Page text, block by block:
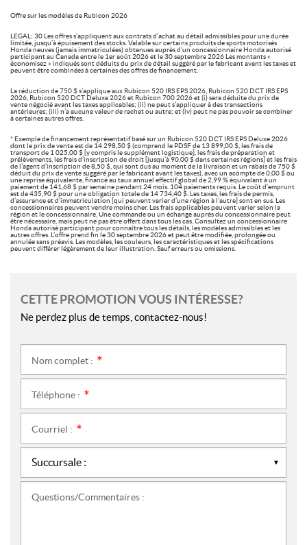
Offre sur les modèles de Rubicon 2026
LEGAL: 30 Les offres s’appliquent aux contrats d’achat au détail admissibles pour une durée
limitée, jusqu’à épuisement des stocks. Valable sur certains produits de sports motorisés
Honda neuves (jamais immatriculées) obtenues auprès d’un concessionnaire Honda autorisé
participant au Canada entre le 1er août 2026 et le 30 septembre 2026 Les montants «
économisez » indiqués sont déduits du prix de détail suggéré par le fabricant avant les taxes et
peuvent être combinées à certaines des offres de financement.
La réduction de 750 $ s’applique aux Rubicon 520 IRS EPS 2026, Rubicon 520 DCT IRS EPS
2026, Rubicon 520 DCT Deluxe 2026 et Rubicon 700 2026 et (i) sera déduite du prix de
vente négocié avant les taxes applicables; (ii) ne peut s’appliquer à des transactions
antérieures; (iii) n’a aucune valeur de rachat ou autre; et (iv) peut ne pas pouvoir se combiner
à certaines autres offres.
* Exemple de financement représentatif basé sur un Rubicon 520 DCT IRS EPS Deluxe 2026
dont le prix de vente est de 14 298,50 $ (comprend le PDSF de 13 899,00 $, les frais de
transport de 1 025,00 $ [y compris le supplément logistique], les frais de préparation et
prélèvements, les frais d’inscription de droit [jusqu’à 90,00 $ dans certaines régions] et les frais
de l’agent d’inscription de 8,50 $, qui sont dus au moment de la livraison et un rabais de 750 $
déduit du prix de vente suggéré par le fabricant avant les taxes), avec un acompte de 0,00 $ ou
une reprise équivalente, financé au taux annuel effectif global de 2,99 % équivalant à un
paiement de 141,68 $ par semaine pendant 24 mois. 104 paiements requis. Le coût d’emprunt
est de 435,90 $ pour une obligation totale de 14 734,40 $. Les taxes, les frais de permis,
d’assurance et d’immatriculation [qui peuvent varier d’une région à l’autre] sont en sus. Les
concessionnaires peuvent vendre moins cher. Les frais applicables peuvent varier selon la
région et le concessionnaire. Une commande ou un échange auprès du concessionnaire peut
être nécessaire, mais peut ne pas être offert dans tous les cas. Consultez un concessionnaire
Honda autorisé participant pour connaître tous les détails, les modèles admissibles et les
autres offres. L’offre prend fin le 30 septembre 2026 et peut être modifiée, prolongée ou
annulée sans préavis. Les modèles, les couleurs, les caractéristiques et les spécifications
peuvent différer légèrement de leur illustration. Sauf erreurs ou omissions.
CETTE PROMOTION VOUS INTÉRESSE?
Ne perdez plus de temps, contactez-nous!
Nom complet :
Téléphone :
Courriel :
Questions/Commentaires :